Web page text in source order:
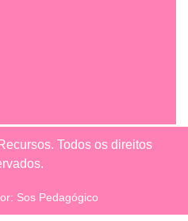
Todos os direitos
Sos Pedagógico